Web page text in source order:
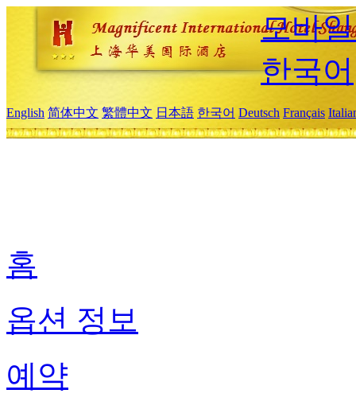
모바
한국어
English 简体中文 繁體中文 日本語 한국어 Deutsch Français
홈
옵션 정보
예약